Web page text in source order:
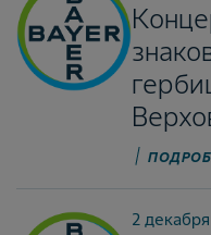
2